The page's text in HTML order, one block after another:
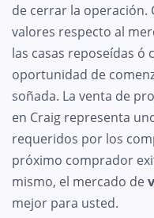
de cerrar la operación.
valores respecto al
las casas reposeídas ó
oportunidad de
soñada. La venta de
en Craig representa
requeridos por los
próximo comprador
mismo, el mercado de
mejor para usted.